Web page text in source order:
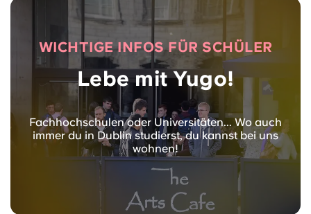
WICHTIGE INFOS FÜR SCHÜLER
Lebe mit Yugo!
Fachhochschulen oder Universitäten... Wo auch
immer du in Dublin studierst, du kannst bei uns
wohnen!